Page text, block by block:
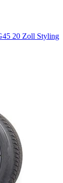
20 Zoll Styling